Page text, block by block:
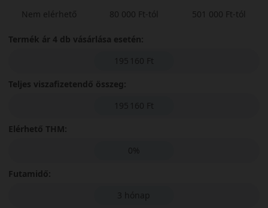
Nem elérhető
80 000 Ft-tól
501 000 Ft-tól
Termék ár 4 db vásárlása esetén:
195 160 Ft
Teljes viszafizetendő összeg:
195 160 Ft
Elérhető THM:
0%
Futamidő:
3 hónap